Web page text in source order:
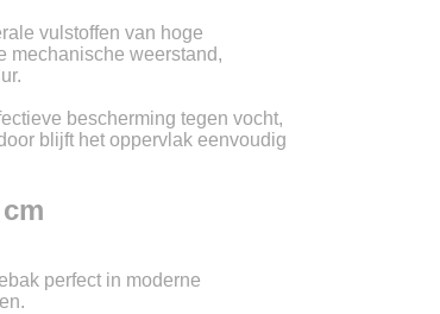
vulstoffen van hoge
mechanische weerstand,
bescherming tegen vocht,
blijft het oppervlak eenvoudig
perfect in moderne